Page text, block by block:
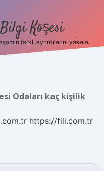
Bilgi Köşesi
farklı ayrıntılarını yakala.
Odaları kaç kişilik
https://fili.com.tr